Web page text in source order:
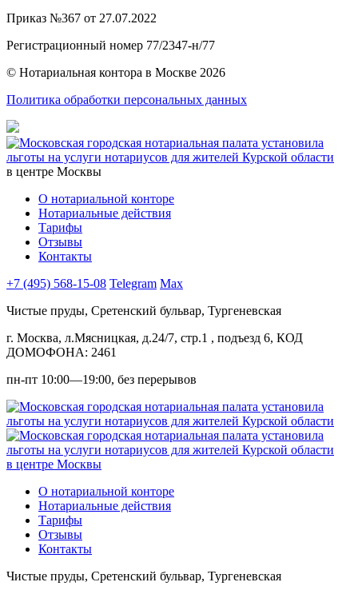
Приказ №367 от 27.07.2022
Регистрационный номер 77/2347-н/77
© Нотариальная контора в Москве 2026
Политика обработки персональных данных
в центре Москвы
О нотариальной конторе
Нотариальные действия
Тарифы
Отзывы
Контакты
+7 (495) 568-15-08 Telegram Max
Чистые пруды, Сретенский бульвар, Тургеневская
г. Москва, л.Мясницкая, д.24/7, стр.1 , подъезд 6, КОД
ДОМОФОНА: 2461
пн-пт 10:00—19:00, без перерывов
в центре Москвы
О нотариальной конторе
Нотариальные действия
Тарифы
Отзывы
Контакты
Чистые пруды, Сретенский бульвар, Тургеневская